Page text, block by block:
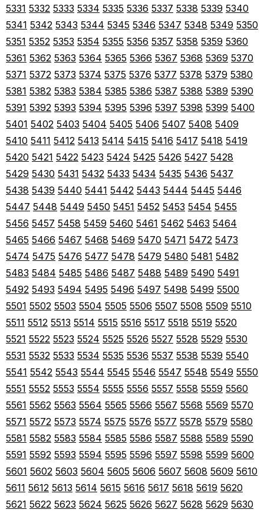
5331 5332 5333 5334 5335 5336 5337 5338 5339 5340
5341 5342 5343 5344 5345 5346 5347 5348 5349 5350
5351 5352 5353 5354 5355 5356 5357 5358 5359 5360
5361 5362 5363 5364 5365 5366 5367 5368 5369 5370
5371 5372 5373 5374 5375 5376 5377 5378 5379 5380
5381 5382 5383 5384 5385 5386 5387 5388 5389 5390
5391 5392 5393 5394 5395 5396 5397 5398 5399 5400
5401 5402 5403 5404 5405 5406 5407 5408 5409
5410 5411 5412 5413 5414 5415 5416 5417 5418 5419
5420 5421 5422 5423 5424 5425 5426 5427 5428
5429 5430 5431 5432 5433 5434 5435 5436 5437
5438 5439 5440 5441 5442 5443 5444 5445 5446
5447 5448 5449 5450 5451 5452 5453 5454 5455
5456 5457 5458 5459 5460 5461 5462 5463 5464
5465 5466 5467 5468 5469 5470 5471 5472 5473
5474 5475 5476 5477 5478 5479 5480 5481 5482
5483 5484 5485 5486 5487 5488 5489 5490 5491
5492 5493 5494 5495 5496 5497 5498 5499 5500
5501 5502 5503 5504 5505 5506 5507 5508 5509 5510
5511 5512 5513 5514 5515 5516 5517 5518 5519 5520
5521 5522 5523 5524 5525 5526 5527 5528 5529 5530
5531 5532 5533 5534 5535 5536 5537 5538 5539 5540
5541 5542 5543 5544 5545 5546 5547 5548 5549 5550
5551 5552 5553 5554 5555 5556 5557 5558 5559 5560
5561 5562 5563 5564 5565 5566 5567 5568 5569 5570
5571 5572 5573 5574 5575 5576 5577 5578 5579 5580
5581 5582 5583 5584 5585 5586 5587 5588 5589 5590
5591 5592 5593 5594 5595 5596 5597 5598 5599 5600
5601 5602 5603 5604 5605 5606 5607 5608 5609 5610
5611 5612 5613 5614 5615 5616 5617 5618 5619 5620
5621 5622 5623 5624 5625 5626 5627 5628 5629 5630